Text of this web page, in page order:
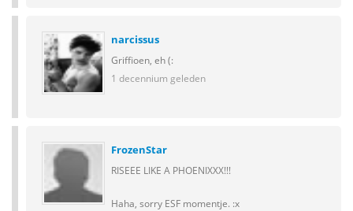
narcissus
Griffioen, eh (:
1 decennium geleden
FrozenStar
RISEEE LIKE A PHOENIXXX!!!
Haha, sorry ESF momentje. :x